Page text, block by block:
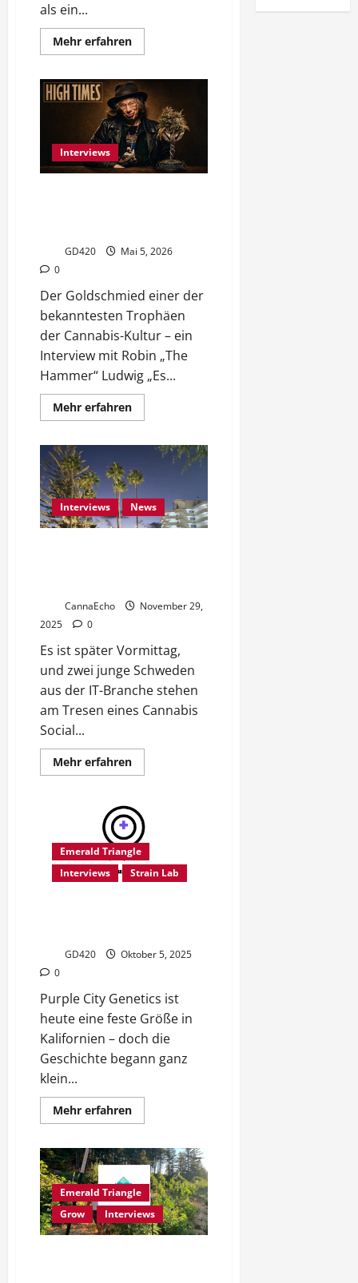
als ein...
Mehr erfahrenMehr
Informationen
Rosenthal:
Der
Mann,
der
uns
das
Growen
beibrachte
Interviews
GD420
Mai 5, 2026
0
Der Goldschmied einer der
bekanntesten Trophäen
der Cannabis-Kultur – ein
Interview mit Robin „The
Hammer“ Ludwig „Es...
Mehr erfahrenMehr
Informationen
“The
Hammer”
Ludwig:
Der
Mann
hinter
dem
Cannabis
Interviews News
CannaEcho
November 29,
2025
0
Es ist später Vormittag,
und zwei junge Schweden
aus der IT-Branche stehen
am Tresen eines Cannabis
Social...
Mehr erfahrenMehr
Informationen
Reportage
–
Cannabis
Social
Clubs
in
Playa
del
Emerald Triangle
Interviews
Strain Lab
GD420
Oktober 5, 2025
0
Purple City Genetics ist
heute eine feste Größe in
Kalifornien – doch die
Geschichte begann ganz
klein...
Mehr erfahrenMehr
Informationen
City
Genetics
Ein
exklusiver
Einblick
Emerald Triangle
Grow
Interviews